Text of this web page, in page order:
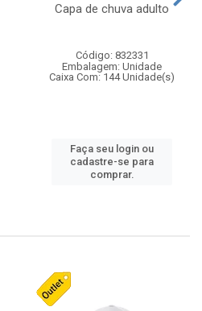
Capa de chuva adulto
Código: 832331
Embalagem: Unidade
Caixa Com: 144 Unidade(s)
Faça seu login ou
cadastre-se para
comprar.